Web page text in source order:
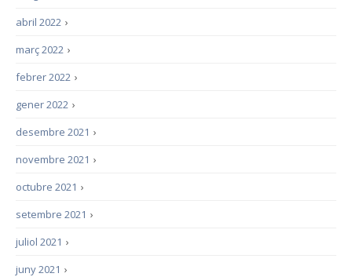
›
abril 2022
›
març 2022
›
febrer 2022
›
gener 2022
›
desembre 2021
›
novembre 2021
›
octubre 2021
›
setembre 2021
›
juliol 2021
›
juny 2021